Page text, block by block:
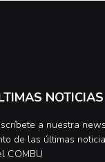
NOTICIAS
a nuestra
de las últimas
COMBU